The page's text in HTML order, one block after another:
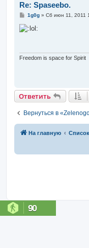
Re: Spaseebo.
С
о
б
и
1g0g» Сб июн 11, 2011
Freedom is space for Spirit
Ответить
Вернуться в
На главную
90